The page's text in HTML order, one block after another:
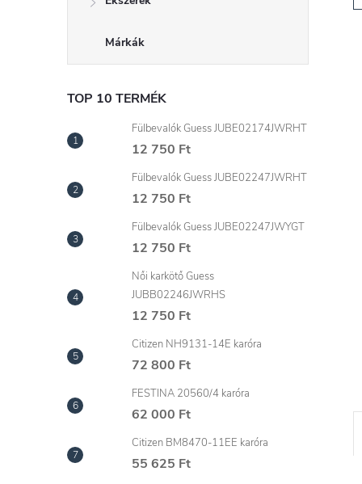
n
e
l
Márkák
TOP 10 TERMÉK
Fülbevalók Guess JUBE02174JWRHT
12 750 Ft
Fülbevalók Guess JUBE02247JWRHT
12 750 Ft
Fülbevalók Guess JUBE02247JWYGT
12 750 Ft
Női karkötő Guess
JUBB02246JWRHS
12 750 Ft
Citizen NH9131-14E karóra
72 800 Ft
FESTINA 20560/4 karóra
62 000 Ft
Citizen BM8470-11EE karóra
55 625 Ft